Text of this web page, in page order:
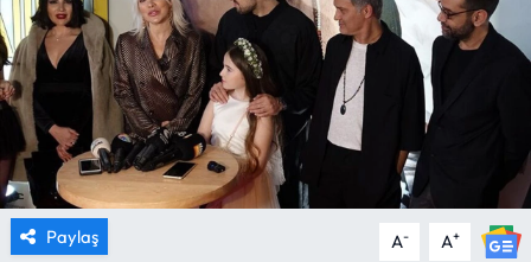
Paylaş A- A+
SPOR
TARIM
TURİZM
YAŞAM